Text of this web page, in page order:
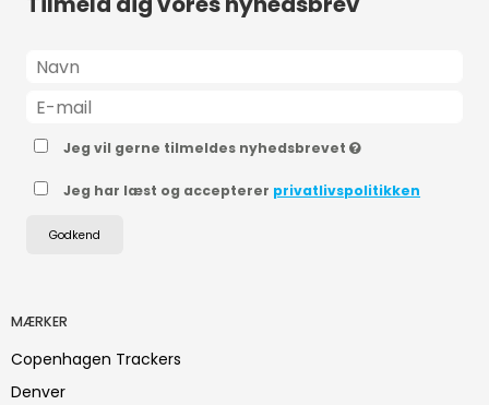
Jeg vil gerne tilmeldes nyhedsbrevet
Jeg har læst og accepterer privatlivspolitikken
Godkend
MÆRKER
Copenhagen Trackers
Denver